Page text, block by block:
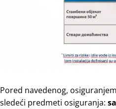
Pоrеd nаvеdеnоg,
sledeći predmeti osiguranja: